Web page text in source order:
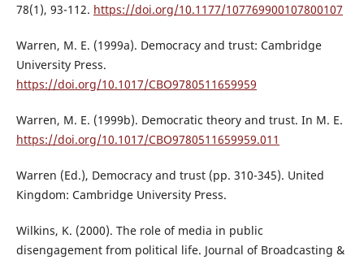
78(1), 93-112. https://doi.org/10.1177/107769900107800107
Warren, M. E. (1999a). Democracy and trust: Cambridge
University Press.
https://doi.org/10.1017/CBO9780511659959
Warren, M. E. (1999b). Democratic theory and trust. In M. E.
https://doi.org/10.1017/CBO9780511659959.011
Warren (Ed.), Democracy and trust (pp. 310-345). United
Kingdom: Cambridge University Press.
Wilkins, K. (2000). The role of media in public
disengagement from political life. Journal of Broadcasting &